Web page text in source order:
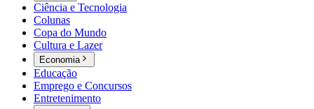
Ciência e Tecnologia
Colunas
Copa do Mundo
Cultura e Lazer
Economia
Educação
Emprego e Concursos
Entretenimento